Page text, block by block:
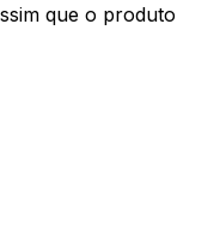
que o produto